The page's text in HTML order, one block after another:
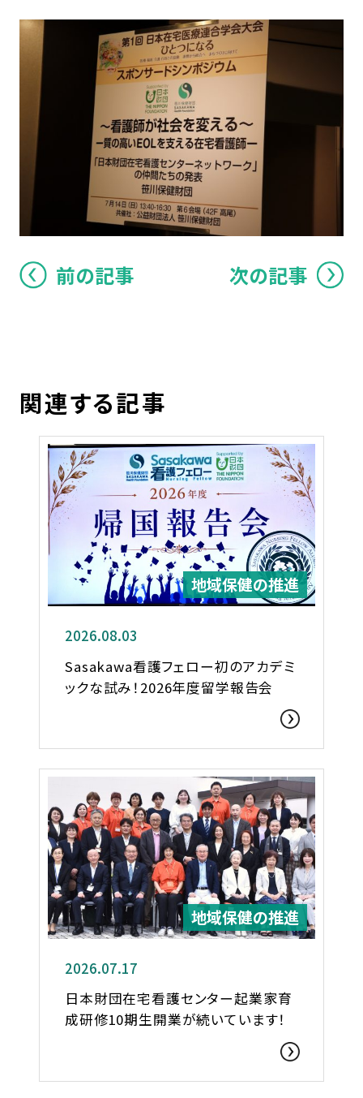
前の記事 次の記事
関連する記事
地域保健の推進
2026.08.03
Sasakawa看護フェロー初のアカデミ
ックな試み！2026年度留学報告会
地域保健の推進
2026.07.17
日本財団在宅看護センター起業家育
成研修10期生開業が続いています！